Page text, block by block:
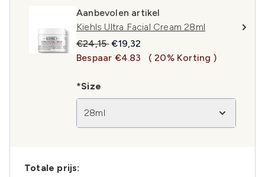
Aanbevolen artikel
Kiehls Ultra Facial Cream 28ml
Recommended Retail Price:
€24,15Huidige prijs:
€19,32
Bespaar €4.83
( 20% Korting )
*Size
28ml
Totale prijs: